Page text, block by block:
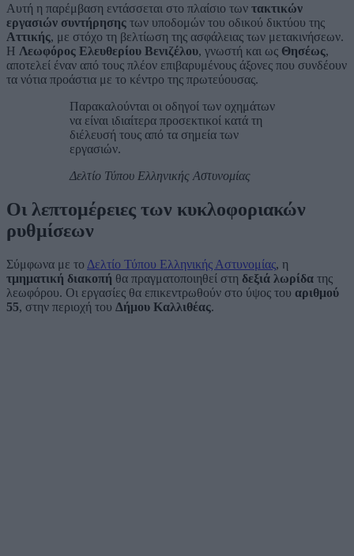
Αυτή η παρέμβαση εντάσσεται στο πλαίσιο των τακτικών
εργασιών συντήρησης των υποδομών του οδικού δικτύου της
Αττικής, με στόχο τη βελτίωση της ασφάλειας των μετακινήσεων.
Η Λεωφόρος Ελευθερίου Βενιζέλου, γνωστή και ως Θησέως,
αποτελεί έναν από τους πλέον επιβαρυμένους άξονες που συνδέουν
τα νότια προάστια με το κέντρο της πρωτεύουσας.
Παρακαλούνται οι οδηγοί των οχημάτων
να είναι ιδιαίτερα προσεκτικοί κατά τη
διέλευσή τους από τα σημεία των
εργασιών.
Δελτίο Τύπου Ελληνικής Αστυνομίας
Οι λεπτομέρειες των κυκλοφοριακών
ρυθμίσεων
Σύμφωνα με το Δελτίο Τύπου Ελληνικής Αστυνομίας, η
τμηματική διακοπή θα πραγματοποιηθεί στη δεξιά λωρίδα της
λεωφόρου. Οι εργασίες θα επικεντρωθούν στο ύψος του αριθμού
55, στην περιοχή του Δήμου Καλλιθέας.